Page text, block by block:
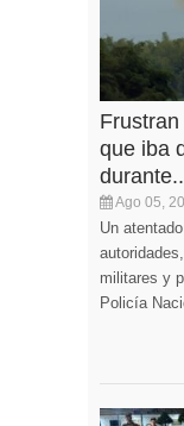
que iba
Ago 05,
Un
militares y
Policía